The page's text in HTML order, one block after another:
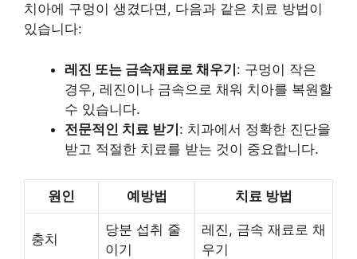
치아에 구멍이 생겼다면, 다음과 같은 치료 방법이
있습니다:
레진 또는 금속재료로 채우기: 구멍이 작은
경우, 레진이나 금속으로 채워 치아를 복원할
수 있습니다.
전문적인 치료 받기: 치과에서 정확한 진단을
받고 적절한 치료를 받는 것이 중요합니다.
원인 예방법 치료 방법
충치
당분 섭취 줄
이기
레진, 금속 재료로 채
우기